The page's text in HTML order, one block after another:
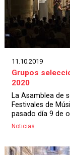
11.10.2019
Grupos
2020
La Asamblea de
Festivales de
pasado día 9 de
Noticias